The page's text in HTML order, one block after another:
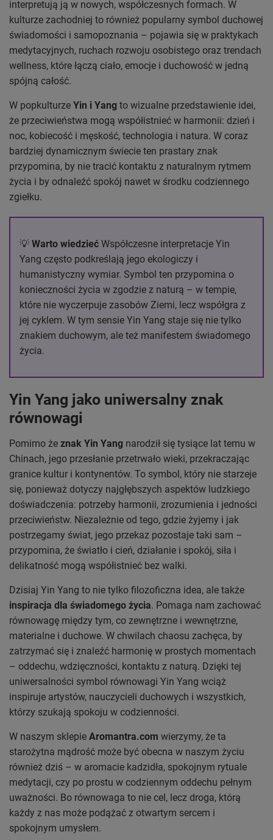
interpretują ją w nowych, współczesnych formach. W
kulturze zachodniej to również popularny symbol duchowej
świadomości i samopoznania – pojawia się w praktykach
medytacyjnych, ruchach rozwoju osobistego oraz trendach
wellness, które łączą ciało, emocje i duchowość w jedną
spójną całość.
W popkulturze Yin i Yang to wizualne przedstawienie idei,
że przeciwieństwa mogą współistnieć w harmonii: dzień i
noc, kobiecość i męskość, technologia i natura. W coraz
bardziej dynamicznym świecie ten prastary znak
przypomina, by nie tracić kontaktu z naturalnym rytmem
życia i by odnaleźć spokój nawet w środku codziennego
zgiełku.
💡 Warto wiedzieć Współczesne interpretacje Yin
Yang często podkreślają jego ekologiczy i
humanistyczny wymiar. Symbol ten przypomina o
konieczności życia w zgodzie z naturą – w tempie,
które nie wyczerpuje zasobów Ziemi, lecz współgra z
jej cyklem. W tym sensie Yin Yang staje się nie tylko
znakiem duchowym, ale też manifestem świadomego
życia.
Yin Yang jako uniwersalny znak
równowagi
Pomimo że znak Yin Yang narodził się tysiące lat temu w
Chinach, jego przesłanie przetrwało wieki, przekraczając
granice kultur i kontynentów. To symbol, który nie starzeje
się, ponieważ dotyczy najgłębszych aspektów ludzkiego
doświadczenia: potrzeby harmonii, zrozumienia i jedności
przeciwieństw. Niezależnie od tego, gdzie żyjemy i jak
postrzegamy świat, jego przekaz pozostaje taki sam –
przypomina, że światło i cień, działanie i spokój, siła i
delikatność mogą współistnieć bez walki.
Dzisiaj Yin Yang to nie tylko filozoficzna idea, ale także
inspiracja dla świadomego życia. Pomaga nam zachować
równowagę między tym, co zewnętrzne i wewnętrzne,
materialne i duchowe. W chwilach chaosu zachęca, by
zatrzymać się i znaleźć harmonię w prostych momentach
– oddechu, wdzięczności, kontaktu z naturą. Dzięki tej
uniwersalności symbol równowagi Yin Yang wciąż
inspiruje artystów, nauczycieli duchowych i wszystkich,
którzy szukają spokoju w codzienności.
W naszym sklepie Aromantra.com wierzymy, że ta
starożytna mądrość może być obecna w naszym życiu
również dziś – w aromacie kadzidła, spokojnym rytuale
medytacji, czy po prostu w codziennym oddechu pełnym
uważności. Bo równowaga to nie cel, lecz droga, którą
każdy z nas może podążać z otwartym sercem i
spokojnym umysłem.